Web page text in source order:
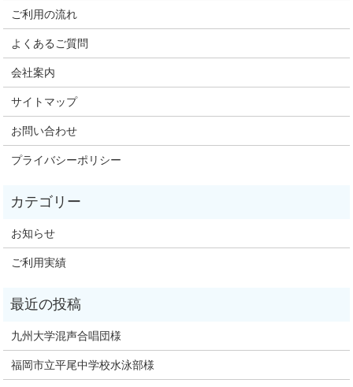
ご利用の流れ
よくあるご質問
会社案内
サイトマップ
お問い合わせ
プライバシーポリシー
お知らせ
ご利用実績
九州大学混声合唱団様
福岡市立平尾中学校水泳部様